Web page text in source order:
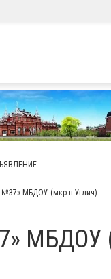
№37» МБДОУ (мкр-н Углич)
МБДОУ